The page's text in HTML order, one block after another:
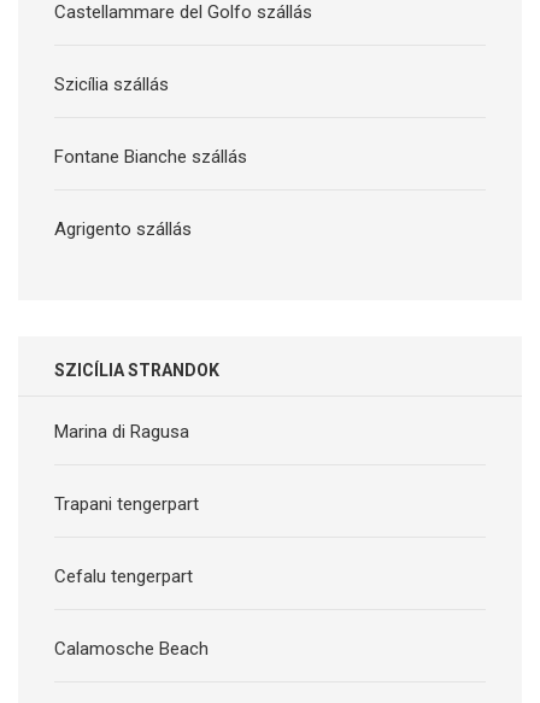
Castellammare del Golfo szállás
Szicília szállás
Fontane Bianche szállás
Agrigento szállás
SZICÍLIA STRANDOK
Marina di Ragusa
Trapani tengerpart
Cefalu tengerpart
Calamosche Beach